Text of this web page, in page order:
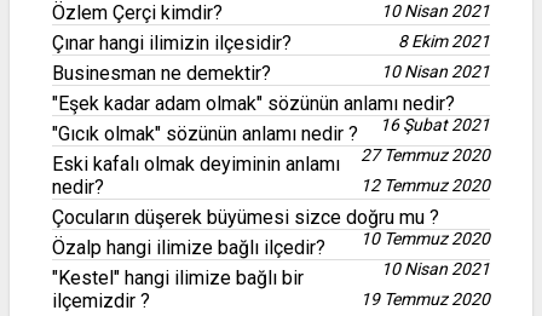
Özlem Çerçi kimdir? 10 Nisan 2021
Çınar hangi ilimizin ilçesidir? 8 Ekim 2021
Businesman ne demektir? 10 Nisan 2021
"Eşek kadar adam olmak" sözünün anlamı nedir?
16 Şubat 2021
"Gıcık olmak" sözünün anlamı nedir ?
27 Temmuz 2020
Eski kafalı olmak deyiminin anlamı
nedir?
12 Temmuz 2020
Çocuların düşerek büyümesi sizce doğru mu ?
10 Temmuz 2020
Özalp hangi ilimize bağlı ilçedir?
10 Nisan 2021
"Kestel" hangi ilimize bağlı bir
ilçemizdir ?
19 Temmuz 2020